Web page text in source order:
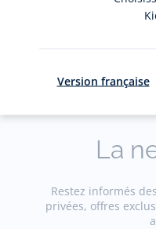
Le service
La
Restez informés
privées, offres
Version française